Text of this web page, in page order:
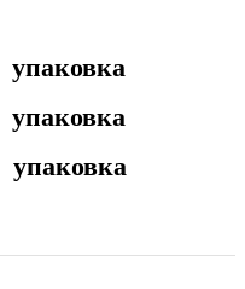
упаковка
упаковка
упаковка